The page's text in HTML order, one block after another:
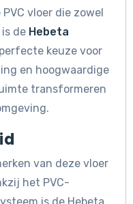
vloer die zowel
de Hebeta
keuze voor
en hoogwaardige
transformeren
van deze vloer
het PVC-